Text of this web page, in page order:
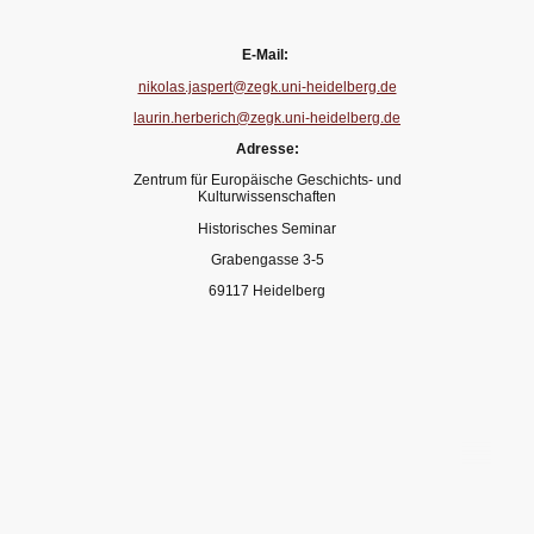
E-Mail:
nikolas.jaspert@zegk.uni-heidelberg.de
laurin.herberich@zegk.uni-heidelberg.de
Adresse:
Zentrum für Europäische Geschichts- und
Kulturwissenschaften
Historisches Seminar
Grabengasse 3-5
69117 Heidelberg